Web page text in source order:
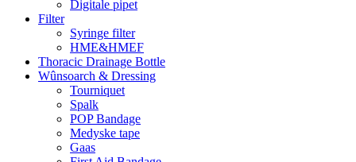
Digitale pipet
Filter
Syringe filter
HME&HMEF
Thoracic Drainage Bottle
Wûnsoarch & Dressing
Tourniquet
Spalk
POP Bandage
Medyske tape
Gaas